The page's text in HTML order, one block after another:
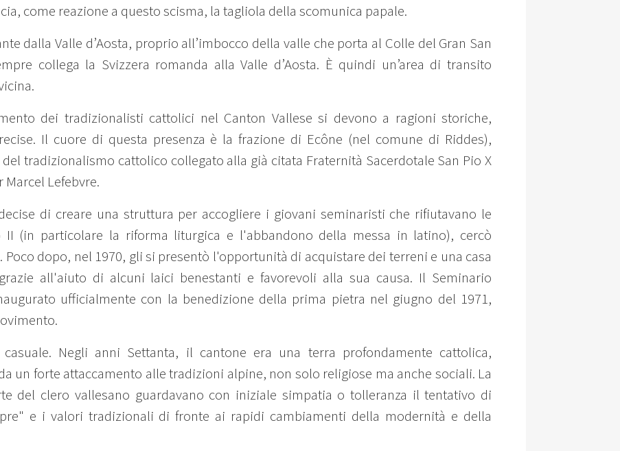
come reazione a questo scisma, la tagliola della scomunica papale.
dalla Valle d’Aosta, proprio all’imbocco della valle che porta al Colle del Gran San
collega la Svizzera romanda alla Valle d’Aosta. È quindi un’area di transito
dei tradizionalisti cattolici nel Canton Vallese si devono a ragioni storiche,
Il cuore di questa presenza è la frazione di Ecône (nel comune di Riddes),
tradizionalismo cattolico collegato alla già citata Fraternità Sacerdotale San Pio X
Marcel Lefebvre.
di creare una struttura per accogliere i giovani seminaristi che rifiutavano le
II (in particolare la riforma liturgica e l'abbandono della messa in latino), cercò
dopo, nel 1970, gli si presentò l'opportunità di acquistare dei terreni e una casa
all'aiuto di alcuni laici benestanti e favorevoli alla sua causa. Il Seminario
ufficialmente con la benedizione della prima pietra nel giugno del 1971,
Negli anni Settanta, il cantone era una terra profondamente cattolica,
un forte attaccamento alle tradizioni alpine, non solo religiose ma anche sociali. La
del clero vallesano guardavano con iniziale simpatia o tolleranza il tentativo di
e i valori tradizionali di fronte ai rapidi cambiamenti della modernità e della